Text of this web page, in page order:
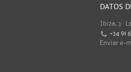
DATOS
Ibiza, 3 ·
+34 91
Enviar e-